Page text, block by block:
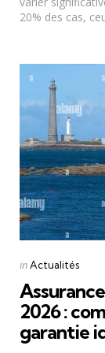
20% des cas,
Categories
Posted
inActualités
2026 :
garantie